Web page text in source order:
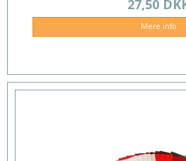
27,50
Mere info